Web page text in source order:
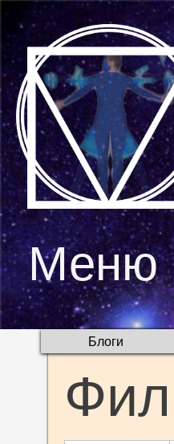
Меню
Блоги